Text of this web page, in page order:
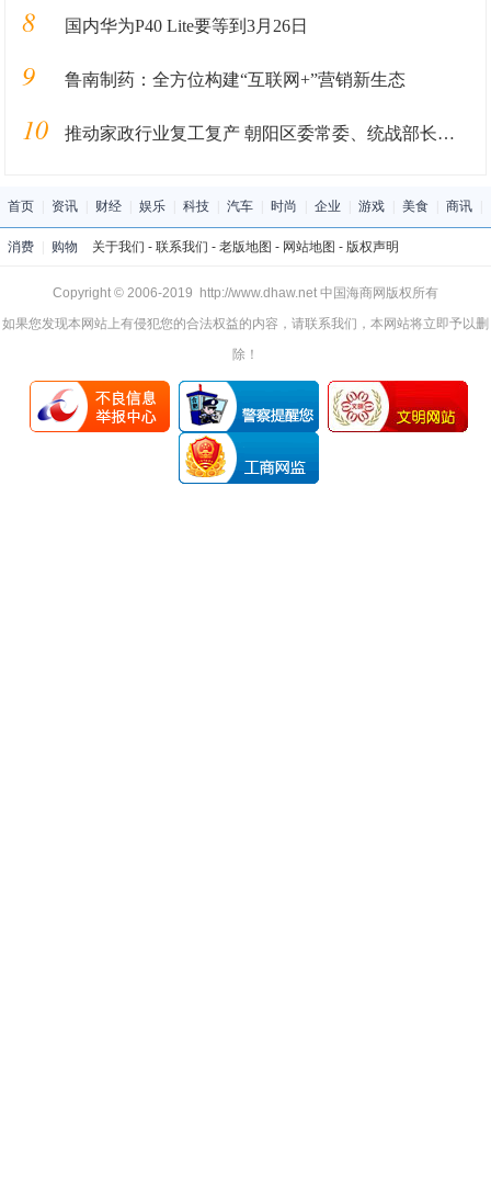
8 国内华为P40 Lite要等到3月26日
9 鲁南制药：全方位构建“互联网+”营销新生态
10 推动家政行业复工复产 朝阳区委常委、统战部长暴剑调研管家帮
首页 资讯 财经 娱乐 科技 汽车 时尚 企业 游戏 美食 商讯
消费 购物 关于我们 - 联系我们 - 老版地图 - 网站地图 - 版权声明
Copyright © 2006-2019 http://www.dhaw.net 中国海商网版权所有
如果您发现本网站上有侵犯您的合法权益的内容，请联系我们，本网站将立即予以删
除！